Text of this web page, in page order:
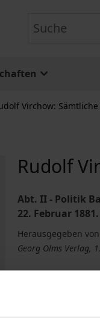
Virchow: Sämtliche
Rudolf
Abt. II - Politik
22. Februar
Herausgegeben von
Georg Olms Verlag,